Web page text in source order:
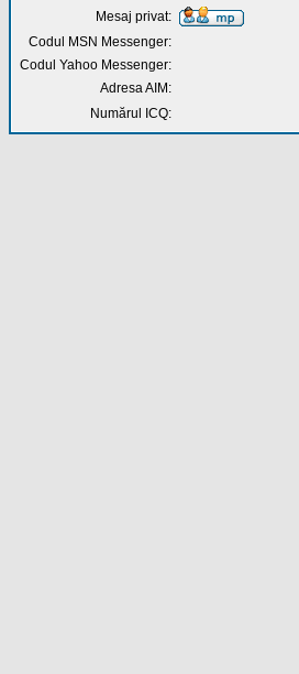
Mesaj privat:
Codul MSN Messenger:
Codul Yahoo Messenger:
Adresa AIM:
Numărul ICQ: